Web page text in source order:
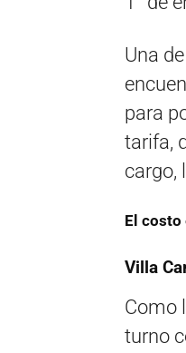
Una
para
tarifa,
cargo,
El costo
Villa
Como
turno